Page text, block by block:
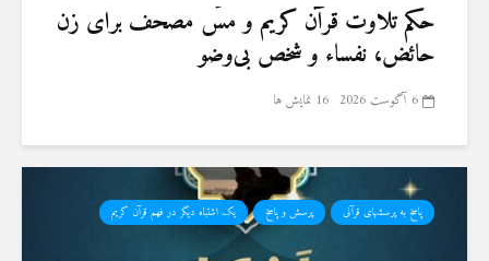
حكم تلاوت قرآن كريم و مسّ مصحف برای زن
حائض، نفساء و شخص بی‌وضو
6 آگوست 2026 16 نمایش ها
پاسخ به پرسشهای قرآنی پرسش و پاسخ یک اشتباه دیگر در فهم قرآن کریم